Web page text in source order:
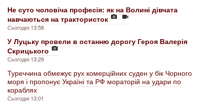
Не суто чоловіча професія: як на Волині дівчата
навчаються на трактористок
Сьогодні 13:58
У Луцьку провели в останню дорогу Героя Валерія
Скрицького
Сьогодні 13:29
Туреччина обмежує рух комерційних суден у бік Чорного
моря і пропонує Україні та РФ мораторій на удари по
кораблях
Сьогодні 13:01